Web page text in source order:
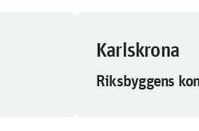
Karlskrona
Riksbyggens